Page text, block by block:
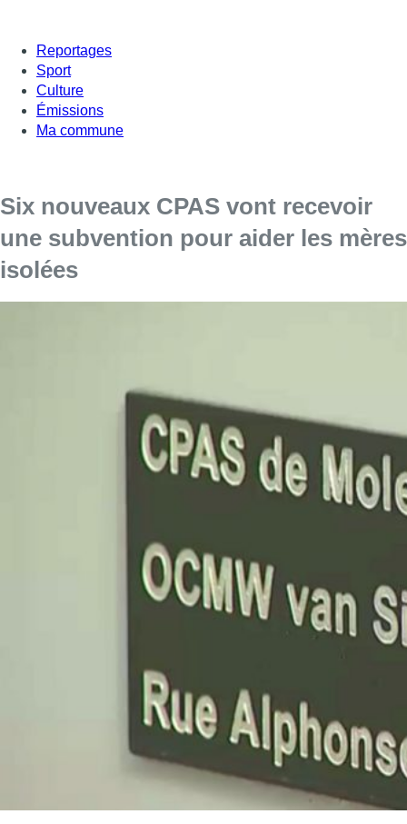
Reportages
Sport
Culture
Émissions
Ma commune
Six nouveaux CPAS vont recevoir
une subvention pour aider les mères
isolées